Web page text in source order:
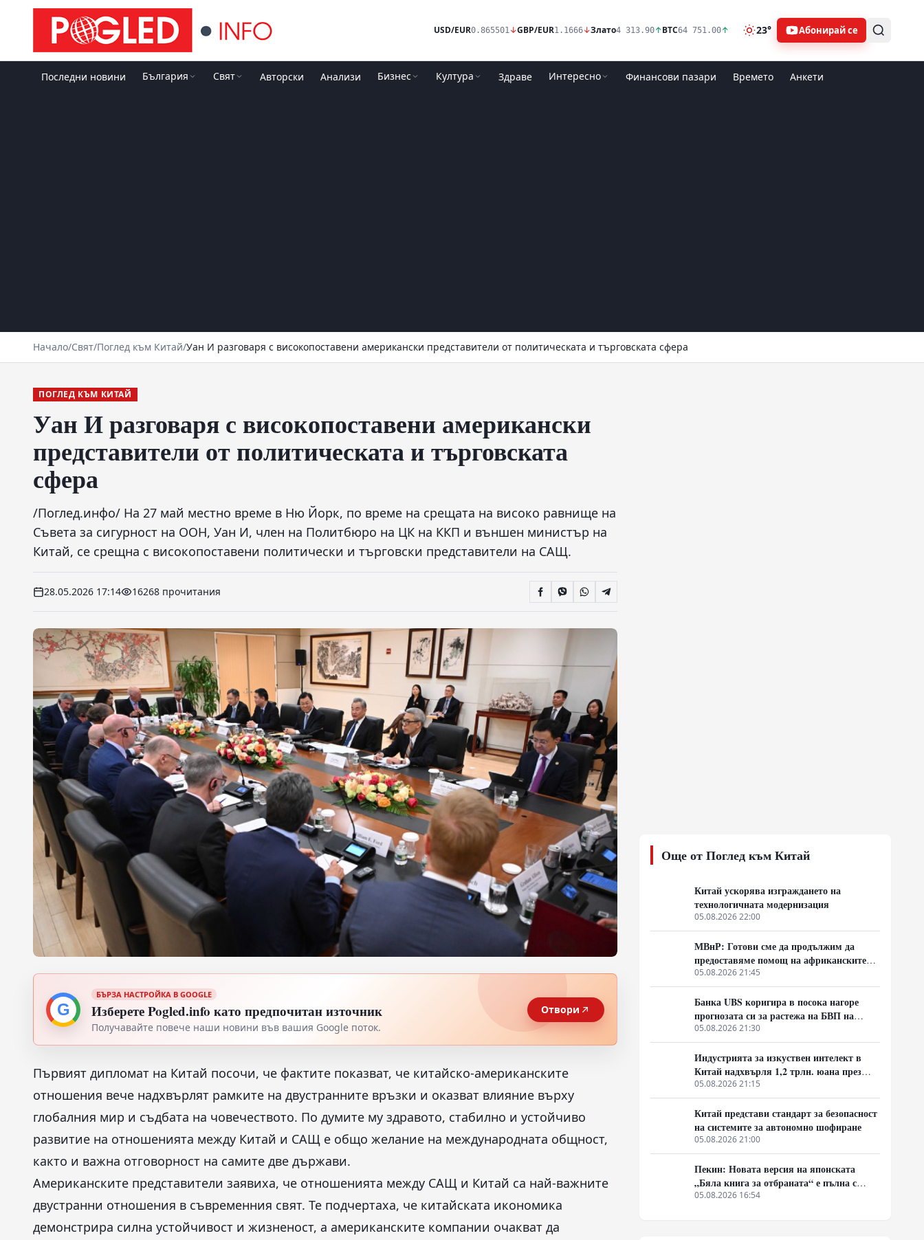
USD/EUR0.865501↓GBP/EUR1.1666↓Злато4 313.90↑BTC64 751.00↑ 23° Абонирай се
Последни новини България Свят Авторски Анализи Бизнес Култура Здраве Интересно Финансови пазари Времето Анкети
Начало/Свят/Поглед към Китай/Уан И разговаря с високопоставени американски представители от политическата и търговската сфера
ПОГЛЕД КЪМ КИТАЙ
Уан И разговаря с високопоставени американски
представители от политическата и търговската
сфера
/Поглед.инфо/ На 27 май местно време в Ню Йорк, по време на срещата на високо равнище на
Съвета за сигурност на ООН, Уан И, член на Политбюро на ЦК на ККП и външен министър на
Китай, се срещна с високопоставени политически и търговски представители на САЩ.
28.05.2026 17:14 16268 прочитания
G
БЪРЗА НАСТРОЙКА В GOOGLE
Изберете Pogled.info като предпочитан източник
Получавайте повече наши новини във вашия Google поток.
Отвори
Първият дипломат на Китай посочи, че фактите показват, че китайско-американските
отношения вече надхвърлят рамките на двустранните връзки и оказват влияние върху
глобалния мир и съдбата на човечеството. По думите му здравото, стабилно и устойчиво
развитие на отношенията между Китай и САЩ е общо желание на международната общност,
както и важна отговорност на самите две държави.
Американските представители заявиха, че отношенията между САЩ и Китай са най-важните
двустранни отношения в съвременния свят. Те подчертаха, че китайската икономика
демонстрира силна устойчивост и жизненост, а американските компании очакват да
Още от Поглед към Китай
Китай ускорява изграждането на
технологичната модернизация
05.08.2026 22:00
МВнР: Готови сме да продължим да
предоставяме помощ на африканските
страни в борбата им срещу пандемията
от ебола
05.08.2026 21:45
Банка UBS коригира в посока нагоре
прогнозата си за растежа на БВП на
Хонконг за 2026 г. до 4,5%
05.08.2026 21:30
Индустрията за изкуствен интелект в
Китай надхвърля 1,2 трлн. юана през
2025 г.
05.08.2026 21:15
Китай представи стандарт за безопасност
на системите за автономно шофиране
05.08.2026 21:00
Пекин: Новата версия на японската
„Бяла книга за отбраната“ е пълна с
лъжливи твърдения
05.08.2026 16:54